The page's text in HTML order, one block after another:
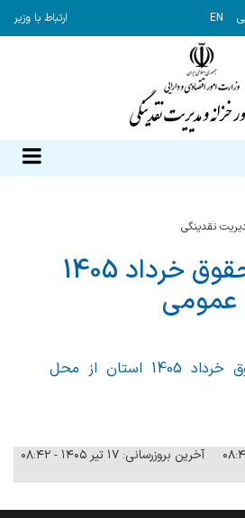
EN ارتباط با وزیر
نقدینگی
کسور مالیات حقوق خرداد 1405
عمومی
کسور مالیات حقوق خرداد 1405 استان از محل
آخرین بروزرسانی: ۱۷ تیر ۱۴۰۵ - ۰۸:۴۲